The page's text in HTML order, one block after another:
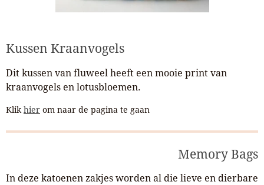
Kussen Kraanvogels
Dit kussen van fluweel heeft een mooie print van
kraanvogels en lotusbloemen.
Klik hier om naar de pagina te gaan
Memory Bags
In deze katoenen zakjes worden al die lieve en dierbare